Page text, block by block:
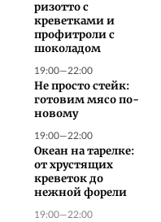
ризотто с
креветками и
профитроли с
шоколадом
19:00—22:00
Не просто стейк:
готовим мясо по-
новому
19:00—22:00
Океан на тарелке:
от хрустящих
креветок до
нежной форели
19:00—22:00